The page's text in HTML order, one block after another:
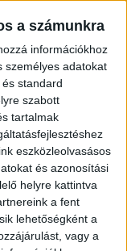
a számunkra
információkhoz
személyes adatokat
standard
szabott
tartalmak
eszközleolvasásos
és azonosítási
helyre kattintva
a fent
lehetőségként a
vagy a
elektromos